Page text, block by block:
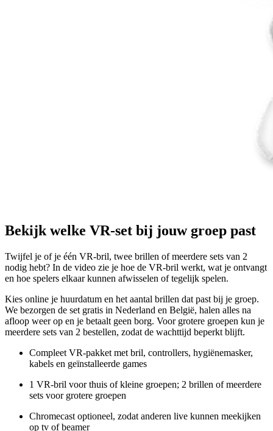
Bekijk welke VR-set bij jouw groep past
Twijfel je of je één VR-bril, twee brillen of meerdere sets van 2
nodig hebt? In de video zie je hoe de VR-bril werkt, wat je ontvangt
en hoe spelers elkaar kunnen afwisselen of tegelijk spelen.
Kies online je huurdatum en het aantal brillen dat past bij je groep.
We bezorgen de set gratis in Nederland en België, halen alles na
afloop weer op en je betaalt geen borg. Voor grotere groepen kun je
meerdere sets van 2 bestellen, zodat de wachttijd beperkt blijft.
Compleet VR-pakket met bril, controllers, hygiënemasker,
kabels en geïnstalleerde games
1 VR-bril voor thuis of kleine groepen; 2 brillen of meerdere
sets voor grotere groepen
Chromecast optioneel, zodat anderen live kunnen meekijken
op tv of beamer